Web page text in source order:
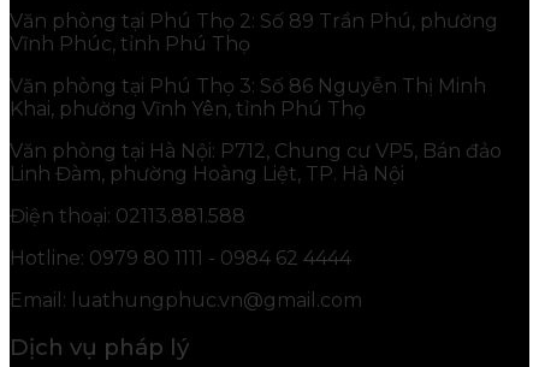
Văn phòng tại Phú Thọ 2: Số 89 Trần Phú, phường
Vĩnh Phúc, tỉnh Phú Thọ
Văn phòng tại Phú Thọ 3: Số 86 Nguyễn Thị Minh
Khai, phường Vĩnh Yên, tỉnh Phú Thọ
Văn phòng tại Hà Nội: P712, Chung cư VP5, Bán đảo
Linh Đàm, phường Hoàng Liệt, TP. Hà Nội
Điện thoại: 02113.881.588
Hotline: 0979 80 1111 - 0984 62 4444
Email: luathungphuc.vn@gmail.com
Dịch vụ pháp lý